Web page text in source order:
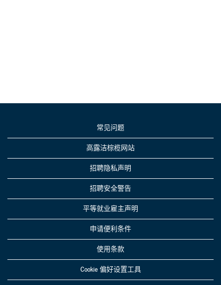
常见问题
高露洁棕榄网站
招聘隐私声明
招聘安全警告
平等就业雇主声明
申请便利条件
使用条款
Cookie 偏好设置工具